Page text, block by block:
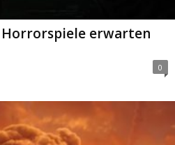
Horrorspiele erwarten
0